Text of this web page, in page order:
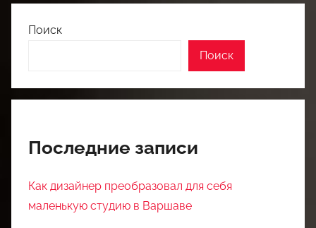
Поиск
Поиск
Последние записи
Как дизайнер преобразовал для себя
маленькую студию в Варшаве